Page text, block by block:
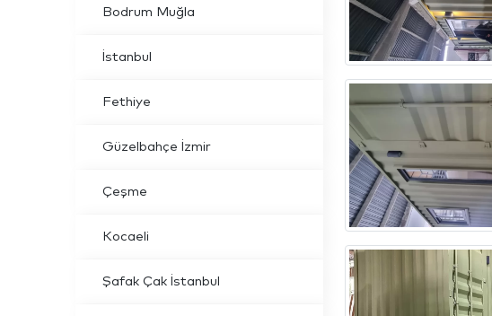
Bodrum Muğla
İstanbul
Fethiye
Güzelbahçe İzmir
Çeşme
Kocaeli
Şafak Çak İstanbul